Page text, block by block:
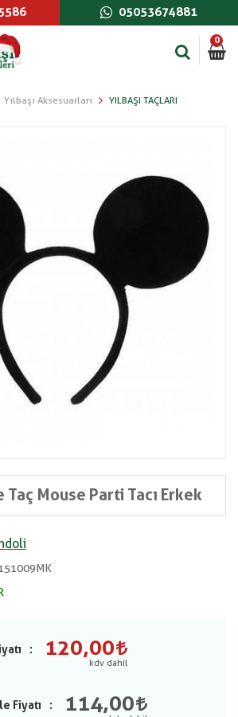
05053674881
0
Yılbaşı Aksesuarları YILBAŞI TAÇLARI
Taç Mouse Parti Tacı Erkek
120,00
Fiyatı 114,00